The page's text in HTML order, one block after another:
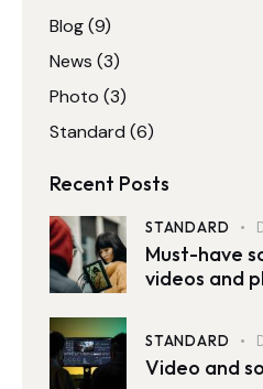
Blog(9)
News (3)
Photo (3)
Standard (6)
Recent Posts
STANDARD
Must-have
videos and
STANDARD
Video and